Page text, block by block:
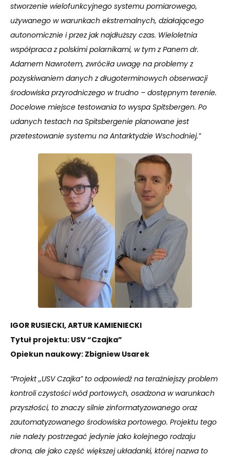
stworzenie wielofunkcyjnego systemu pomiarowego,
używanego w warunkach ekstremalnych, działającego
autonomicznie i przez jak najdłuższy czas. Wieloletnia
współpraca z polskimi polarnikami, w tym z Panem dr.
Adamem Nawrotem, zwróciła uwagę na problemy z
pozyskiwaniem danych z długoterminowych obserwacji
środowiska przyrodniczego w trudno – dostępnym terenie.
Docelowe miejsce testowania to wyspa Spitsbergen. Po
udanych testach na Spitsbergenie planowane jest
przetestowanie systemu na Antarktydzie Wschodniej.”
IGOR RUSIECKI, ARTUR KAMIENIECKI
Tytuł projektu: USV “Czajka”
Opiekun naukowy: Zbigniew Usarek
“Projekt ,,USV Czajka” to odpowiedź na teraźniejszy problem
kontroli czystości wód portowych, osadzona w warunkach
przyszłości, to znaczy silnie zinformatyzowanego oraz
zautomatyzowanego środowiska portowego. Projektu tego
nie należy postrzegać jedynie jako kolejnego rodzaju
drona, ale jako część większej układanki, której nazwa to